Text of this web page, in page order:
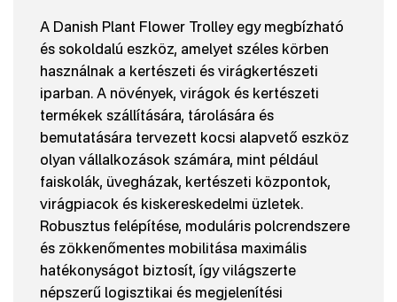
A Danish Plant Flower Trolley egy megbízható
és sokoldalú eszköz, amelyet széles körben
használnak a kertészeti és virágkertészeti
iparban. A növények, virágok és kertészeti
termékek szállítására, tárolására és
bemutatására tervezett kocsi alapvető eszköz
olyan vállalkozások számára, mint például
faiskolák, üvegházak, kertészeti központok,
virágpiacok és kiskereskedelmi üzletek.
Robusztus felépítése, moduláris polcrendszere
és zökkenőmentes mobilitása maximális
hatékonyságot biztosít, így világszerte
népszerű logisztikai és megjelenítési